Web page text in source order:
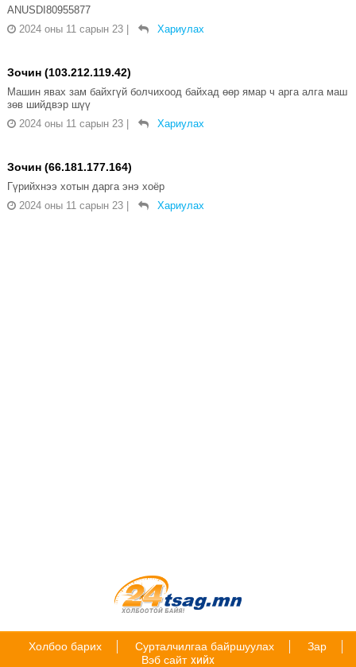
ANUSDI80955877
2024 оны 11 сарын 23 | Хариулах
Зочин (103.212.119.42)
Машин явах зам байхгүй болчихоод байхад өөр ямар ч арга алга маш
зөв шийдвэр шүү
2024 оны 11 сарын 23 | Хариулах
Зочин (66.181.177.164)
Гүрийхнээ хотын дарга энэ хоёр
2024 оны 11 сарын 23 | Хариулах
Холбоо барих Сурталчилгаа байршуулах
Зар
Вэб сайт хийх